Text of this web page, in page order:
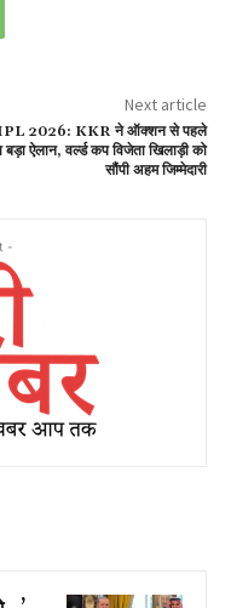
Next article
2026: KKR ने ऑक्शन से पहले
बड़ा ऐलान, वर्ल्ड कप विजेता खिलाड़ी को
सौंपी अहम जिम्मेदारी
-